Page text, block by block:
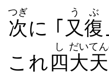
次
つぎ
に ｢ 又復
うぶ
これ四
し
大
だいて